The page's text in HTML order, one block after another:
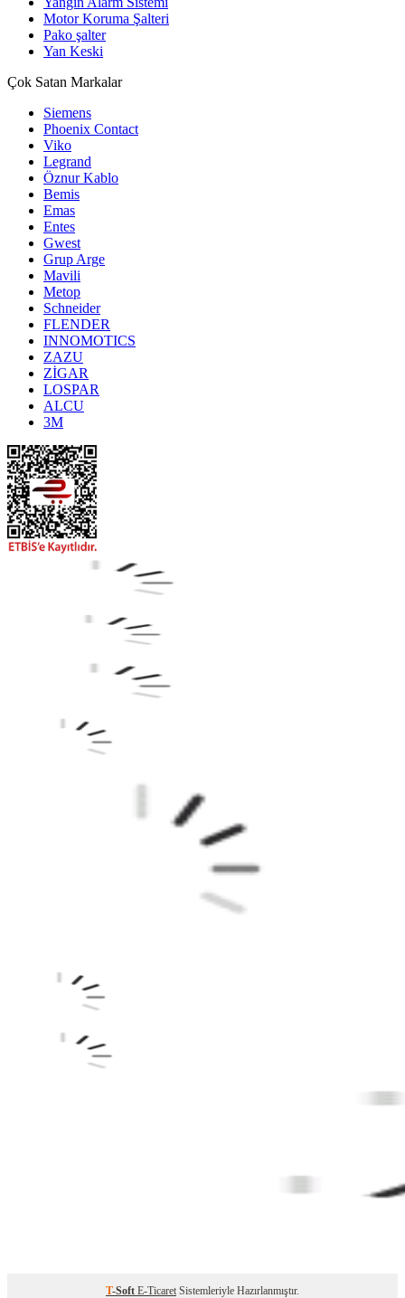
Motor Koruma Şalteri
Pako şalter
Yan Keski
Çok Satan Markalar
Siemens
Phoenix Contact
Viko
Legrand
Öznur Kablo
Bemis
Emas
Entes
Gwest
Grup Arge
Mavili
Metop
Schneider
FLENDER
INNOMOTICS
ZAZU
ZİGAR
LOSPAR
ALCU
3M
T-Soft E-Ticaret Sistemleriyle Hazırlanmıştır.